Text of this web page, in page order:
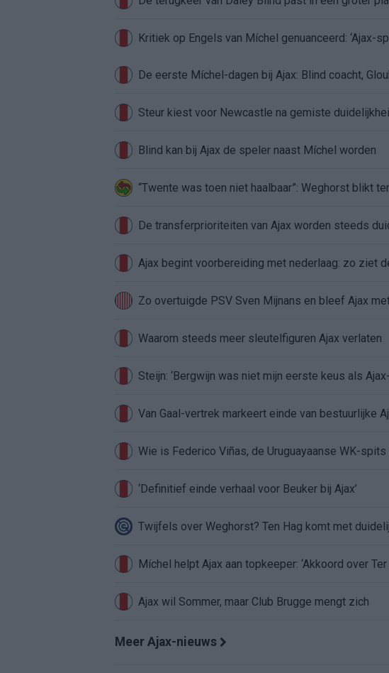
Kritiek op Engels van Míchel genuanceerd: ‘Ajax-
Steur kiest voor Newcastle na gemiste
Blind kan bij Ajax de speler naast Míchel worden
“Twente was toen niet haalbaar”: Weghorst blikt
De transferprioriteiten van Ajax worden steeds
Ajax begint voorbereiding met nederlaag: zo ziet
Zo overtuigde PSV Sven Mijnans en bleef Ajax
Waarom steeds meer sleutelfiguren Ajax verlaten
Steijn: ‘Bergwijn was niet mijn eerste keus als
Van Gaal-vertrek markeert einde van bestuurlijke
Wie is Federico Viñas, de Uruguayaanse WK-
‘Definitief einde verhaal voor Beuker bij Ajax’
Twijfels over Weghorst? Ten Hag komt met
Míchel helpt Ajax aan topkeeper: ‘Akkoord over Ter
Ajax wil Sommer, maar Club Brugge mengt zich
Meer Ajax-nieuws